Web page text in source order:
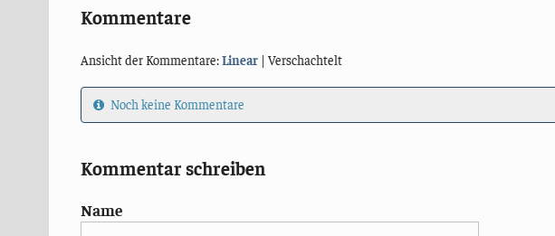
Kommentare
Ansicht der Kommentare:Linear| Verschachtelt
Noch keine Kommentare
Kommentar schreiben
Name